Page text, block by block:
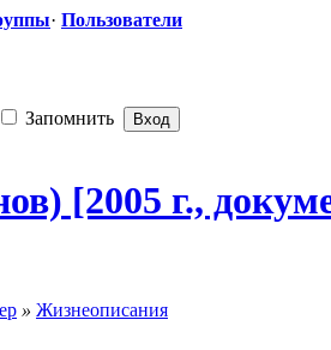
· Пользователи
Запомнить
[2005 г.,
» Жизнеописания